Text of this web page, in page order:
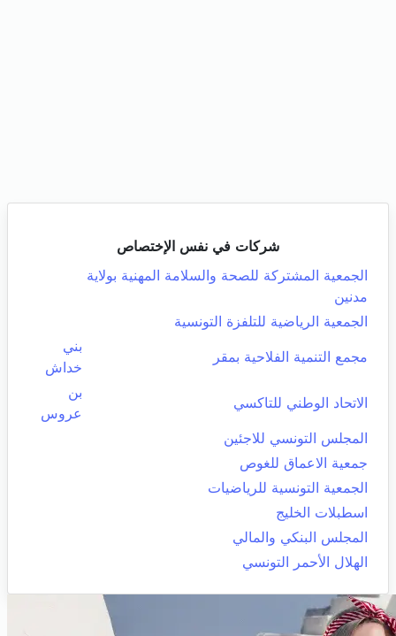
شركات في نفس الإختصاص
الجمعية المشتركة للصحة والسلامة المهنية بولاية
مدنين
الجمعية الرياضية للتلفزة التونسية
مجمع التنمية الفلاحية بمقر
بني
خداش
الاتحاد الوطني للتاكسي
بن
عروس
المجلس التونسي للاجئين
جمعية الاعماق للغوص
الجمعية التونسية للرياضيات
اسطبلات الخليج
المجلس البنكي والمالي
الهلال الأحمر التونسي